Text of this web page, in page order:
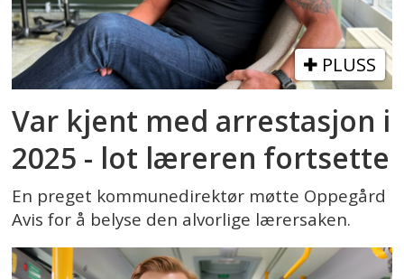
PLUSS
Var kjent med arrestasjon i
2025 - lot læreren fortsette
En preget kommunedirektør møtte Oppegård
Avis for å belyse den alvorlige lærersaken.